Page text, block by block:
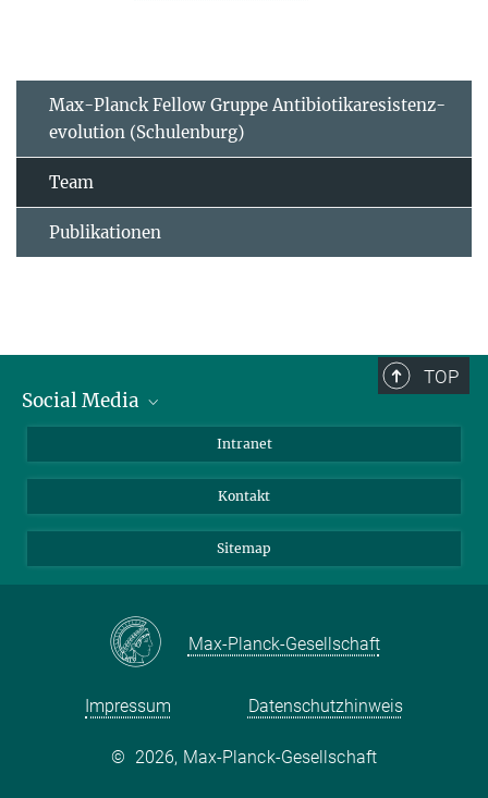
Max-Planck Fellow Gruppe Antibiotikaresistenz-
evolution (Schulenburg)
Team
Publikationen
TOP
Social Media
LinkedIn
Intranet
Kontakt
Sitemap
Max-Planck-Gesellschaft
Impressum Datenschutzhinweis
© 2026, Max-Planck-Gesellschaft